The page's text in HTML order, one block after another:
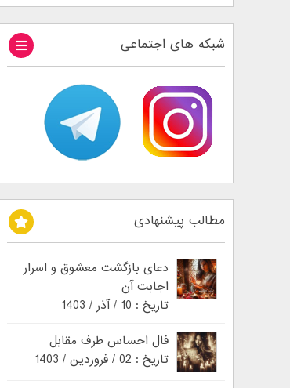
شبکه های اجتماعی
مطالب پیشنهادی
دعای بازگشت معشوق و اسرار
اجابت آن
تاریخ : 10 / آذر / 1403
فال احساس طرف مقابل
تاریخ : 02 / فروردین / 1403